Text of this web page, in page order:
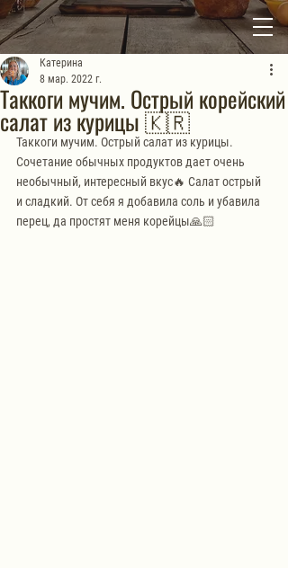
Таккоги мучим. Острый корейский
салат из курицы 🇰🇷
Катерина
8 мар. 2022 г.
Таккоги мучим. Острый салат из курицы.
Сочетание обычных продуктов дает очень
необычный, интересный вкус🔥 Салат острый
и сладкий. От себя я добавила соль и убавила
перец, да простят меня корейцы🙏🏻